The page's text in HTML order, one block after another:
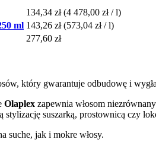
134,34 zł (4 478,00 zł / l)
ml 143,26 zł (573,04 zł / l)
277,60 zł
który gwarantuje odbudowę i
Olaplex zapewnia włosom
suszarką, prostownicą czy
suche, jak i mokre włosy.